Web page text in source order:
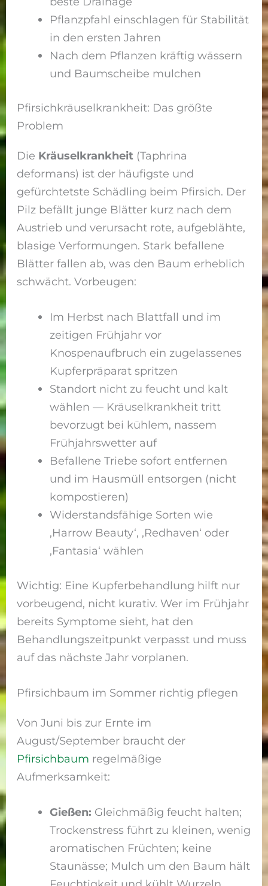
Pflanzpfahl einschlagen für Stabilität
in den ersten Jahren
Nach dem Pflanzen kräftig wässern
und Baumscheibe mulchen
Pfirsichkräuselkrankheit: Das größte
Problem
Die Kräuselkrankheit (Taphrina
deformans) ist der häufigste und
gefürchtetste Schädling beim Pfirsich. Der
Pilz befällt junge Blätter kurz nach dem
Austrieb und verursacht rote, aufgeblähte,
blasige Verformungen. Stark befallene
Blätter fallen ab, was den Baum erheblich
schwächt. Vorbeugen:
Im Herbst nach Blattfall und im
zeitigen Frühjahr vor
Knospenaufbruch ein zugelassenes
Kupferpräparat spritzen
Standort nicht zu feucht und kalt
wählen — Kräuselkrankheit tritt
bevorzugt bei kühlem, nassem
Frühjahrswetter auf
Befallene Triebe sofort entfernen
und im Hausmüll entsorgen (nicht
kompostieren)
Widerstandsfähige Sorten wie
‚Harrow Beauty‘, ‚Redhaven‘ oder
‚Fantasia‘ wählen
Wichtig: Eine Kupferbehandlung hilft nur
vorbeugend, nicht kurativ. Wer im Frühjahr
bereits Symptome sieht, hat den
Behandlungszeitpunkt verpasst und muss
auf das nächste Jahr vorplanen.
Pfirsichbaum im Sommer richtig pflegen
Von Juni bis zur Ernte im
August/September braucht der
Pfirsichbaum regelmäßige
Aufmerksamkeit:
Gießen: Gleichmäßig feucht halten;
Trockenstress führt zu kleinen, wenig
aromatischen Früchten; keine
Staunässe; Mulch um den Baum hält